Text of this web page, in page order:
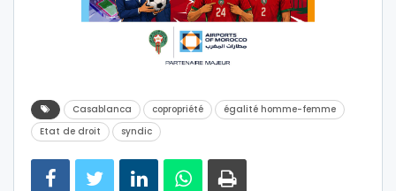
Casablanca copropriété
égalité homme-femme
Etat de droit
syndic